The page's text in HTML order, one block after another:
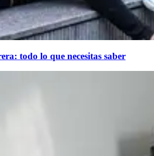
todo lo que necesitas saber